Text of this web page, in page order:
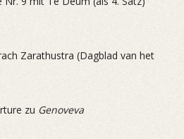
Zarathustra (Dagblad van het
zu Genoveva